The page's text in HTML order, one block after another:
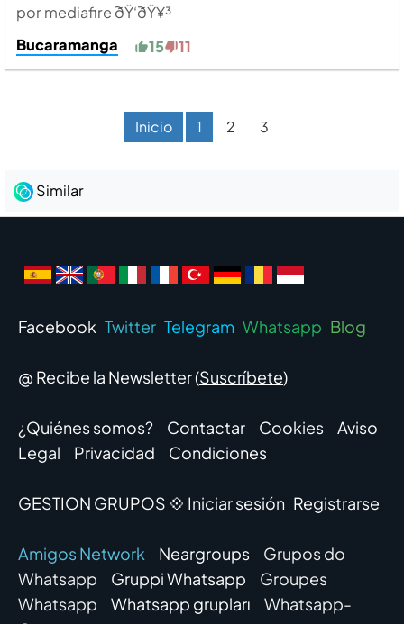
por mediafire ðŸ‘ðŸ¥³
Bucaramanga
15 11
Inicio 1 2 3
Similar
Facebook Twitter Telegram Whatsapp Blog
@ Recibe la Newsletter (Suscríbete)
¿Quiénes somos? Contactar Cookies
Aviso
Legal
Privacidad Condiciones
GESTION GRUPOS 💠 Iniciar sesión Registrarse
Amigos Network Neargroups
Grupos do
Whatsapp
Gruppi Whatsapp
Groupes
Whatsapp
Whatsapp grupları
Whatsapp-